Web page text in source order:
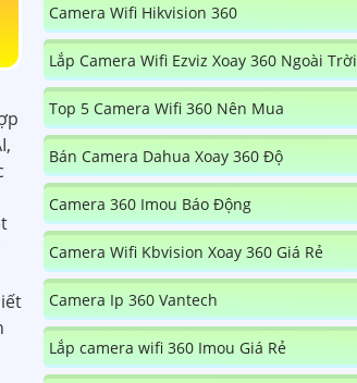
Camera Wifi Hikvision 360
Lắp Camera Wifi Ezviz Xoay 360 Ngoài Trời
Top 5 Camera Wifi 360 Nên Mua
Bán Camera Dahua Xoay 360 Độ
Camera 360 Imou Báo Động
Camera Wifi Kbvision Xoay 360 Giá Rẻ
Camera Ip 360 Vantech
Lắp camera wifi 360 Imou Giá Rẻ